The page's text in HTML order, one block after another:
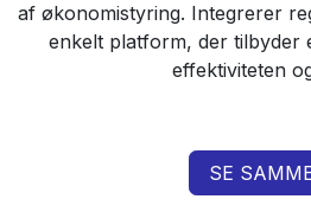
af økonomistyring. Integrerer
enkelt platform, der
effektiviteten
SE